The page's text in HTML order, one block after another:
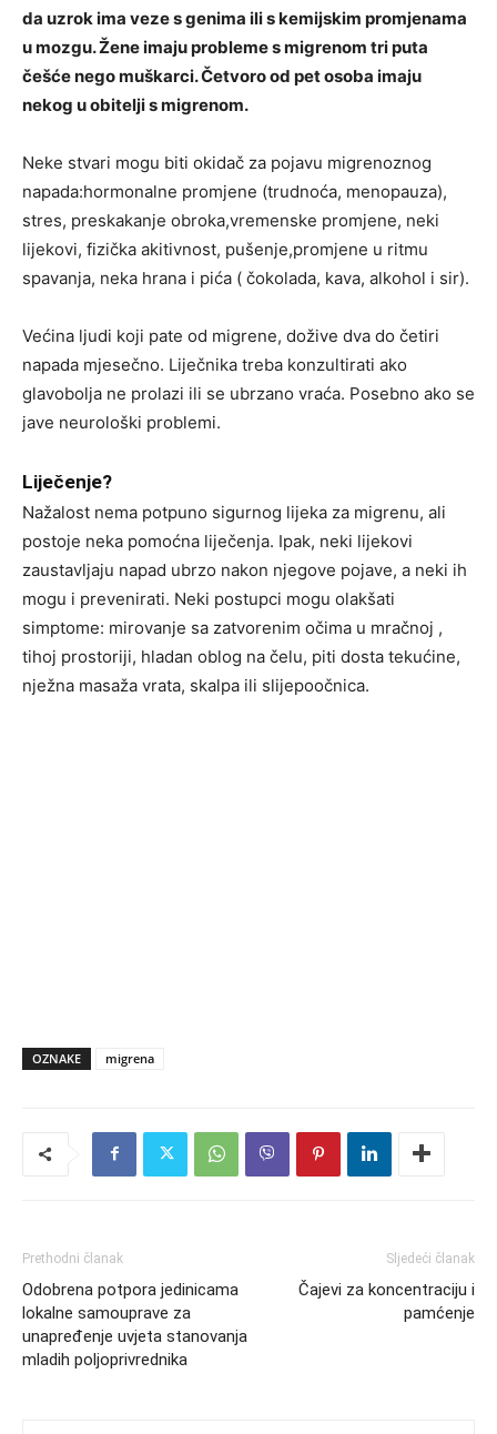
da uzrok ima veze s genima ili s kemijskim promjenama
u mozgu. Žene imaju probleme s migrenom tri puta
češće nego muškarci. Četvoro od pet osoba imaju
nekog u obitelji s migrenom.
Neke stvari mogu biti okidač za pojavu migrenoznog
napada:hormonalne promjene (trudnoća, menopauza),
stres, preskakanje obroka,vremenske promjene, neki
lijekovi, fizička akitivnost, pušenje,promjene u ritmu
spavanja, neka hrana i pića ( čokolada, kava, alkohol i sir).
Većina ljudi koji pate od migrene, dožive dva do četiri
napada mjesečno. Liječnika treba konzultirati ako
glavobolja ne prolazi ili se ubrzano vraća. Posebno ako se
jave neurološki problemi.
Liječenje?
Nažalost nema potpuno sigurnog lijeka za migrenu, ali
postoje neka pomoćna liječenja. Ipak, neki lijekovi
zaustavljaju napad ubrzo nakon njegove pojave, a neki ih
mogu i prevenirati. Neki postupci mogu olakšati
simptome: mirovanje sa zatvorenim očima u mračnoj ,
tihoj prostoriji, hladan oblog na čelu, piti dosta tekućine,
nježna masaža vrata, skalpa ili slijepoočnica.
OZNAKE migrena
Prethodni članak
Odobrena potpora jedinicama
lokalne samouprave za
unapređenje uvjeta stanovanja
mladih poljoprivrednika
Sljedeći članak
Čajevi za koncentraciju i
pamćenje